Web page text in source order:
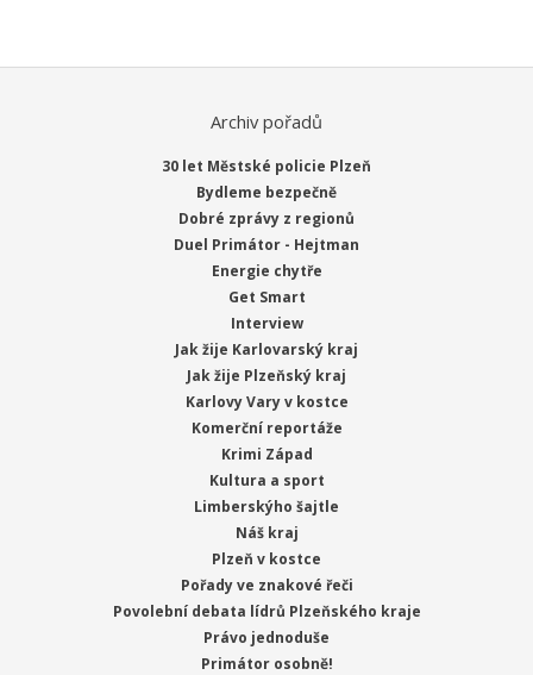
Archiv pořadů
30 let Městské policie Plzeň
Bydleme bezpečně
Dobré zprávy z regionů
Duel Primátor - Hejtman
Energie chytře
Get Smart
Interview
Jak žije Karlovarský kraj
Jak žije Plzeňský kraj
Karlovy Vary v kostce
Komerční reportáže
Krimi Západ
Kultura a sport
Limberskýho šajtle
Náš kraj
Plzeň v kostce
Pořady ve znakové řeči
Povolební debata lídrů Plzeňského kraje
Právo jednoduše
Primátor osobně!